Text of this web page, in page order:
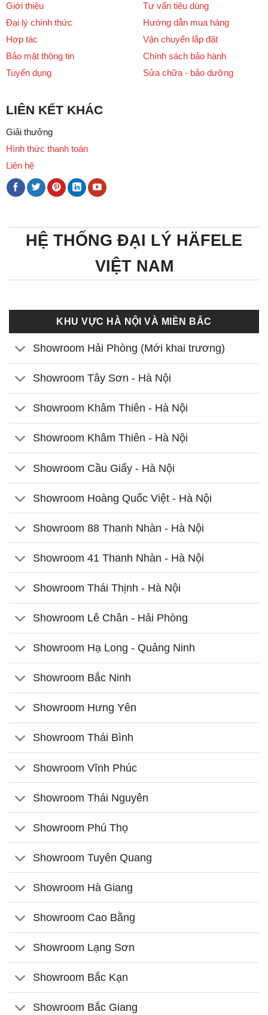
Giới thiệu
Đại lý chính thức
Hợp tác
Bảo mật thông tin
Tuyển dụng
Tư vấn tiêu dùng
Hướng dẫn mua hàng
Vận chuyển lắp đặt
Chính sách bảo hành
Sửa chữa - bảo dưỡng
LIÊN KẾT KHÁC
Giải thưởng
Hình thức thanh toán
Liên hệ
HỆ THỐNG ĐẠI LÝ HÄFELE
VIỆT NAM
KHU VỰC HÀ NỘI VÀ MIỀN BẮC
Showroom Hải Phòng (Mới khai trương)
Showroom Tây Sơn - Hà Nội
Showroom Khâm Thiên - Hà Nội
Showroom Khâm Thiên - Hà Nội
Showroom Cầu Giấy - Hà Nội
Showroom Hoàng Quốc Việt - Hà Nội
Showroom 88 Thanh Nhàn - Hà Nội
Showroom 41 Thanh Nhàn - Hà Nội
Showroom Thái Thịnh - Hà Nội
Showroom Lê Chân - Hải Phòng
Showroom Hạ Long - Quảng Ninh
Showroom Bắc Ninh
Showroom Hưng Yên
Showroom Thái Bình
Showroom Vĩnh Phúc
Showroom Thái Nguyên
Showroom Phú Thọ
Showroom Tuyên Quang
Showroom Hà Giang
Showroom Cao Bằng
Showroom Lạng Sơn
Showroom Bắc Kạn
Showroom Bắc Giang